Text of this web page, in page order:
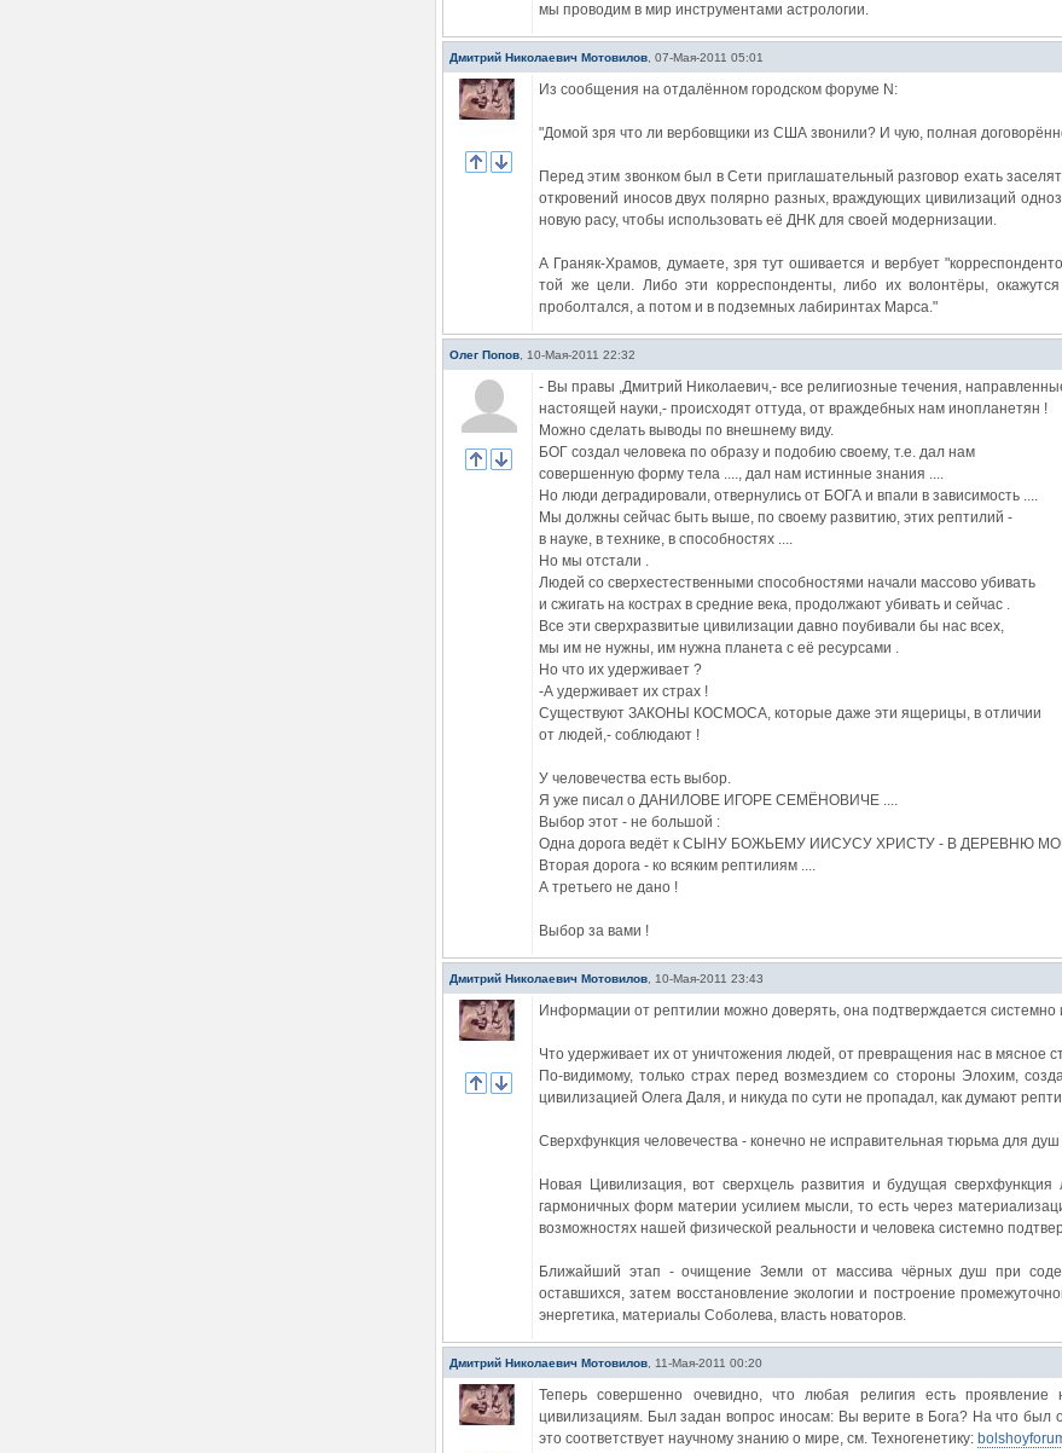
мы проводим в мир инструментами астрологии.
Дмитрий Николаевич Мотовилов 07-Мая-2011 05:01
Из сообщения на отдалённом городском форуме N:
"Домой зря что ли вербовщики из США звонили? И чую, полная
Перед этим звонком был в Сети приглашательный разговор ехать
откровений иносов двух полярно разных, враждующих цивилизаций
новую расу, чтобы использовать её ДНК для своей модернизации.
А Граняк-Храмов, думаете, зря тут ошивается и вербует
той же цели. Либо эти корреспонденты, либо их волонтёры,
проболтался, а потом и в подземных лабиринтах Марса."
Олег Попов 10-Мая-2011 22:32
- Вы правы ,Дмитрий Николаевич,- все религиозные течения,
настоящей науки,- происходят оттуда, от враждебных нам инопланетян !
Можно сделать выводы по внешнему виду.
БОГ создал человека по образу и подобию своему, т.е. дал нам
совершенную форму тела ...., дал нам истинные знания ....
Но люди деградировали, отвернулись от БОГА и впали в зависимость ....
Мы должны сейчас быть выше, по своему развитию, этих рептилий -
в науке, в технике, в способностях ....
Но мы отстали .
Людей со сверхестественными способностями начали массово убивать
и сжигать на кострах в средние века, продолжают убивать и сейчас .
Все эти сверхразвитые цивилизации давно поубивали бы нас всех,
мы им не нужны, им нужна планета с её ресурсами .
Но что их удерживает ?
-А удерживает их страх !
Существуют ЗАКОНЫ КОСМОСА, которые даже эти ящерицы, в отличии
от людей,- соблюдают !
У человечества есть выбор.
Я уже писал о ДАНИЛОВЕ ИГОРЕ СЕМЁНОВИЧЕ ....
Выбор этот - не большой :
Одна дорога ведёт к СЫНУ БОЖЬЕМУ ИИСУСУ ХРИСТУ - В ДЕРЕВНЮ
Вторая дорога - ко всяким рептилиям ....
А третьего не дано !
Выбор за вами !
Дмитрий Николаевич Мотовилов 10-Мая-2011 23:43
Информации от рептилии можно доверять, она подтверждается системно
Что удерживает их от уничтожения людей, от превращения нас в мясное
По-видимому, только страх перед возмездием со стороны Элохим,
цивилизацией Олега Даля, и никуда по сути не пропадал, как думают
Сверхфункция человечества - конечно не исправительная тюрьма для
Новая Цивилизация, вот сверхцель развития и будущая
гармоничных форм материи усилием мысли, то есть через
возможностях нашей физической реальности и человека системно
Ближайший этап - очищение Земли от массива чёрных душ при
оставшихся, затем восстановление экологии и построение
энергетика, материалы Соболева, власть новаторов.
Дмитрий Николаевич Мотовилов 11-Мая-2011 00:20
Теперь совершенно очевидно, что любая религия есть
цивилизациям. Был задан вопрос иносам: Вы верите в Бога? На что был
это соответствует научному знанию о мире, см. Техногенетику: